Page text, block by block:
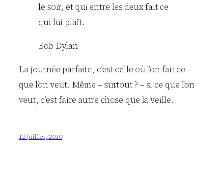
le soir, et qui entre les deux fait ce
qui lui plaît.
Bob Dylan
La journée parfaite, c’est celle où l’on fait ce
que l’on veut. Même – surtout ? – si ce que l’on
veut, c’est faire autre chose que la veille.
12 juillet, 2010